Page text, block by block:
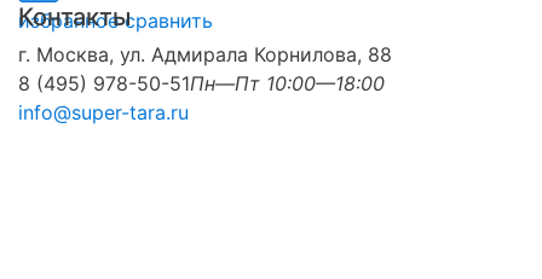
избранное сравнить
Контакты
г. Москва, ул. Адмирала Корнилова, 88
8 (495) 978-50-51Пн—Пт 10:00—18:00
info@super-tara.ru